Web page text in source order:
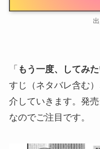
「 もう一度、してみた
すじ（ネタバレ含む
介していきます。発
なのでご注目です。